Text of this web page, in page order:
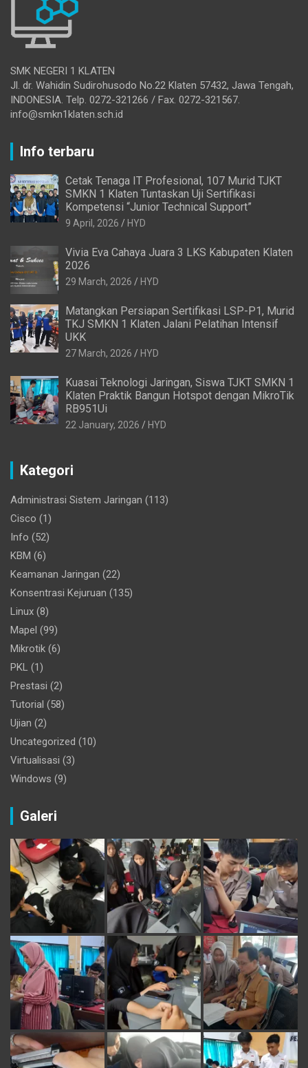
SMK NEGERI 1 KLATEN
Jl. dr. Wahidin Sudirohusodo No.22 Klaten 57432, Jawa Tengah,
INDONESIA. Telp. 0272-321266 / Fax. 0272-321567.
info@smkn1klaten.sch.id
Info terbaru
Cetak Tenaga IT Profesional, 107 Murid TJKT
SMKN 1 Klaten Tuntaskan Uji Sertifikasi
Kompetensi “Junior Technical Support”
9 April, 2026 HYD
Vivia Eva Cahaya Juara 3 LKS Kabupaten Klaten
2026
29 March, 2026 HYD
Matangkan Persiapan Sertifikasi LSP-P1, Murid
TKJ SMKN 1 Klaten Jalani Pelatihan Intensif
UKK
27 March, 2026 HYD
Kuasai Teknologi Jaringan, Siswa TJKT SMKN 1
Klaten Praktik Bangun Hotspot dengan MikroTik
RB951Ui
22 January, 2026 HYD
Kategori
Administrasi Sistem Jaringan (113)
Cisco (1)
Info (52)
KBM (6)
Keamanan Jaringan (22)
Konsentrasi Kejuruan (135)
Linux (8)
Mapel (99)
Mikrotik (6)
PKL (1)
Prestasi (2)
Tutorial (58)
Ujian (2)
Uncategorized (10)
Virtualisasi (3)
Windows (9)
Galeri